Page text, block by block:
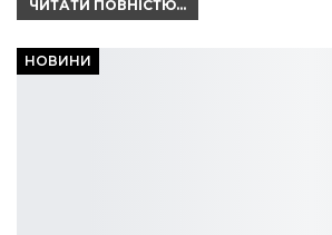
ЧИТАТИ ПОВНІСТЮ...
НОВИНИ